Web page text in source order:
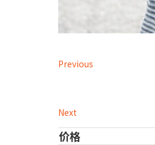
Previous
Next
价格